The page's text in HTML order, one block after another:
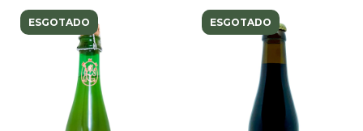
ESGOTADO ESGOTADO